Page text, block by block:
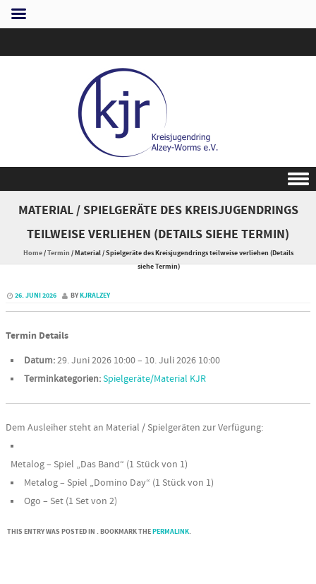
MATERIAL / SPIELGERÄTE DES KREISJUGENDRINGS
TEILWEISE VERLIEHEN (DETAILS SIEHE TERMIN)
Home/Termin /Material / Spielgeräte des Kreisjugendrings teilweise verliehen (Details
siehe Termin)
26. JUNI 2026 BYKJRALZEY
Termin Details
Datum:29. Juni 2026 10:00– 10. Juli 2026 10:00
Terminkategorien:Spielgeräte/Material KJR
Dem Ausleiher steht an Material / Spielgeräten zur Verfügung:
Metalog – Spiel „Das Band“ (1 Stück von 1)
Metalog – Spiel „Domino Day“ (1 Stück von 1)
Ogo – Set (1 Set von 2)
THIS ENTRY WAS POSTED IN . BOOKMARK THEPERMALINK.